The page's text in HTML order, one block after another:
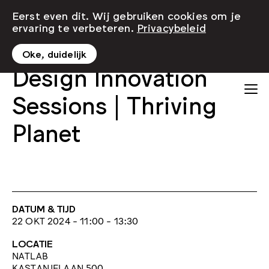
Design Innovation
Sessions | Thriving
Planet
DATUM & TIJD
22 OKT 2024 - 11:00 - 13:30
LOCATIE
NATLAB
Eerst even dit. Wij gebruiken cookies om je
ervaring te verbeteren. Privacybeleid
Oke, duidelijk